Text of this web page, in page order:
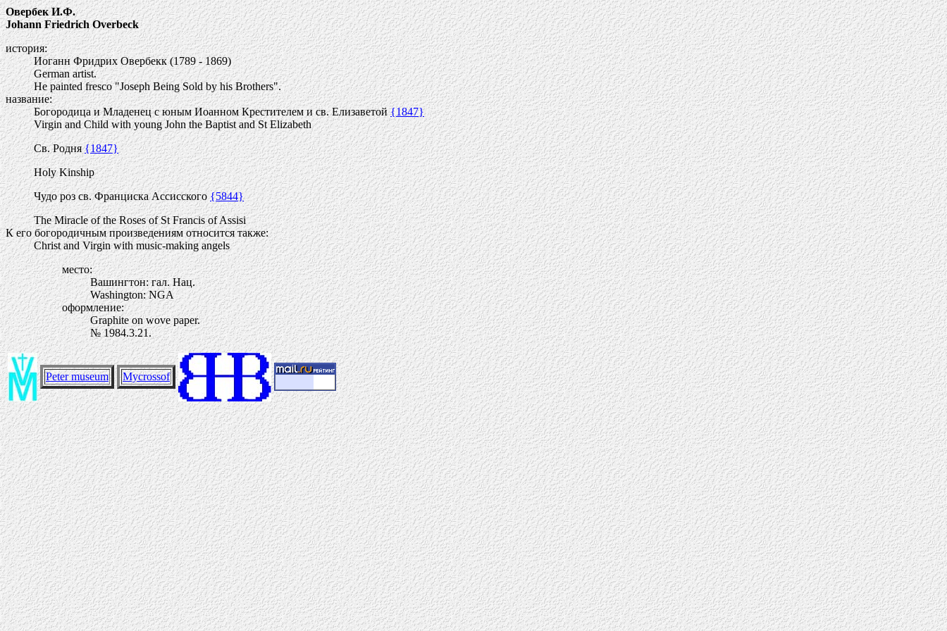
Овербек И.Ф.
Johann Friedrich Overbeck
история:
Иоганн Фридрих Овербекк (1789 - 1869)
German artist.
He painted fresco "Joseph Being Sold by his Brothers".
название:
Богородица и Младенец с юным Иоанном Крестителем и св. Елизаветой{1847}
Virgin and Child with young John the Baptist and St Elizabeth
Св. Родня{1847}
Holy Kinship
Чудо роз св. Франциска Ассисского{5844}
The Miracle of the Roses of St Francis of Assisi
К его богородичным произведениям относится также:
Christ and Virgin with music-making angels
место:
Вашингтон: гал. Нац.
Washington: NGA
оформление:
Graphite on wove paper.
№ 1984.3.21.
Peter museum Mycrossof